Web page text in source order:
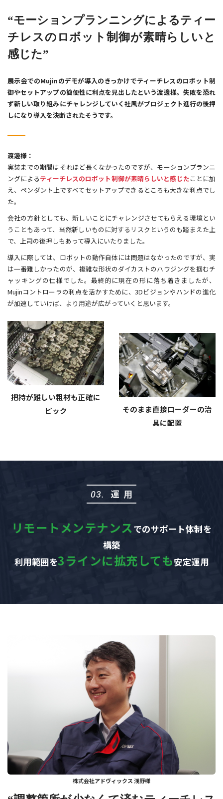
“モーションプランニングによるティー
チレスのロボット制御が素晴らしいと
感じた”
展示会でのMujinのデモが導入のきっかけでティーチレスのロボット制
御やセットアップの簡便性に利点を見出したという渡邊様。失敗を恐れ
ず新しい取り組みにチャレンジしていく社風がプロジェクト進行の後押
しになり導入を決断されたそうです。
渡邊様：
実装までの期間はそれほど長くなかったのですが、モーションプランニ
ングによるティーチレスのロボット制御が素晴らしいと感じたことに加
え、ペンダント上ですべてセットアップできるところも大きな利点でし
た。
会社の方針としても、新しいことにチャレンジさせてもらえる環境とい
うこともあって、当然新しいものに対するリスクというのも踏まえた上
で、上司の後押しもあって導入にいたりました。
導入に際しては、ロボットの動作自体には問題はなかったのですが、実
は一番難しかったのが、複雑な形状のダイカストのハウジングを掴むチ
ャッキングの仕様でした。最終的に現在の形に落ち着きましたが、
Mujinコントローラの利点を活かすために、3Dビジョンやハンドの進化
が加速していけば、より用途が広がっていくと思います。
把持が難しい粗材も正確に
ピック
そのまま直接ローダーの治
具に配置
03. 運用
リモートメンテナンスでのサポート体制を
構築
利用範囲を3ラインに拡充しても安定運用
株式会社アドヴィックス 浅野様